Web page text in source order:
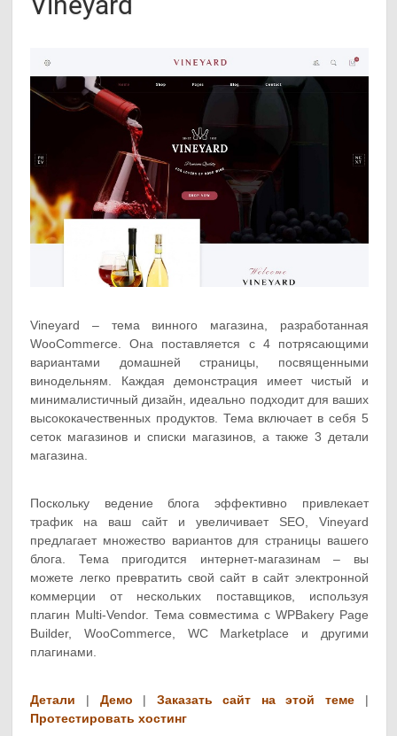
Vineyard – тема винного магазина, разработанная
WooCommerce. Она поставляется с 4 потрясающими
вариантами домашней страницы, посвященными
винодельням. Каждая демонстрация имеет чистый и
минималистичный дизайн, идеально подходит для ваших
высококачественных продуктов. Тема включает в себя 5
сеток магазинов и списки магазинов, а также 3 детали
магазина.
Поскольку ведение блога эффективно привлекает
трафик на ваш сайт и увеличивает SEO, Vineyard
предлагает множество вариантов для страницы вашего
блога. Тема пригодится интернет-магазинам – вы
можете легко превратить свой сайт в сайт электронной
коммерции от нескольких поставщиков, используя
плагин Multi-Vendor. Тема совместима с WPBakery Page
Builder, WooCommerce, WC Marketplace и другими
плагинами.
Детали | Демо | Заказать сайт на этой теме |
Протестировать хостинг